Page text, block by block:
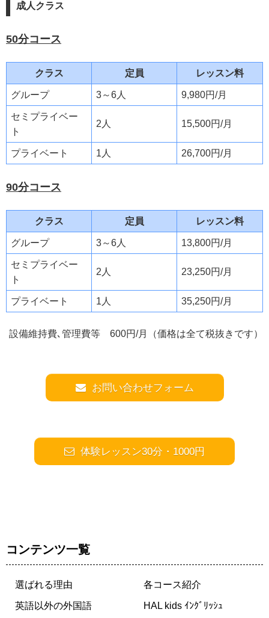
成人クラス
50分コース
クラス 定員 レッスン料
グループ 3～6人 9,980円/月
セミプライベー
ト
2人 15,500円/月
プライベート 1人 26,700円/月
90分コース
クラス 定員 レッスン料
グループ 3～6人 13,800円/月
セミプライベー
ト
2人 23,250円/月
プライベート 1人 35,250円/月
設備維持費､管理費等 600円/月（価格は全て税抜きです）
お問い合わせフォーム
体験レッスン30分・1000円
コンテンツ一覧
選ばれる理由 各コース紹介
英語以外の外国語 HAL kids ｲﾝｸﾞﾘｯｼｭ